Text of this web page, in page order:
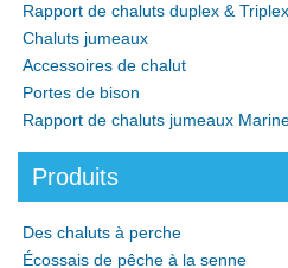
Rapport de chaluts duplex & Triplex
Chaluts jumeaux
Accessoires de chalut
Portes de bison
Rapport de chaluts jumeaux
Produits
Des chaluts à perche
Écossais de pêche à la senne